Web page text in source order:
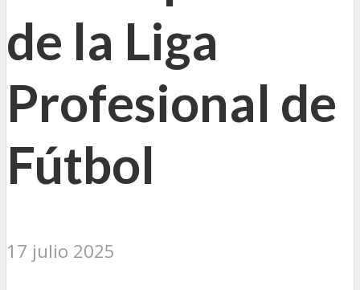
de la Liga
Profesional de
Fútbol
17 julio 2025